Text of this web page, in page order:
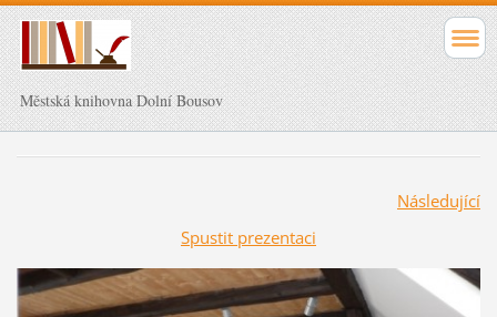
Městská knihovna Dolní Bousov
Následující
Spustit prezentaci